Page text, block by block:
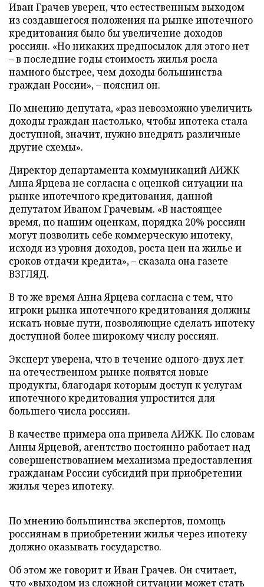
Иван Грачев уверен, что естественным выходом
из создавшегося положения на рынке ипотечного
кредитования было бы увеличение доходов
россиян. «Но никаких предпосылок для этого нет
– в последние годы стоимость жилья росла
намного быстрее, чем доходы большинства
граждан России», – пояснил он.
По мнению депутата, «раз невозможно увеличить
доходы граждан настолько, чтобы ипотека стала
доступной, значит, нужно внедрять различные
другие схемы».
Директор департамента коммуникаций АИЖК
Анна Ярцева не согласна с оценкой ситуации на
рынке ипотечного кредитования, данной
депутатом Иваном Грачевым. «В настоящее
время, по нашим оценкам, порядка 20% россиян
могут позволить себе коммерческую ипотеку,
исходя из уровня доходов, роста цен на жилье и
сроков отдачи кредита», – сказала она газете
ВЗГЛЯД.
В то же время Анна Ярцева согласна с тем, что
игроки рынка ипотечного кредитования должны
искать новые пути, позволяющие сделать ипотеку
доступной более широкому числу россиян.
Эксперт уверена, что в течение одного-двух лет
на отечественном рынке появятся новые
продукты, благодаря которым доступ к услугам
ипотечного кредитования упростится для
большего числа россиян.
В качестве примера она привела АИЖК. По словам
Анны Ярцевой, агентство постоянно работает над
совершенствованием механизма предоставления
гражданам России субсидий при приобретении
жилья через ипотеку.
По мнению большинства экспертов, помощь
россиянам в приобретении жилья через ипотеку
должно оказывать государство.
Об этом же говорит и Иван Грачев. Он считает,
что «выходом из сложной ситуации может стать